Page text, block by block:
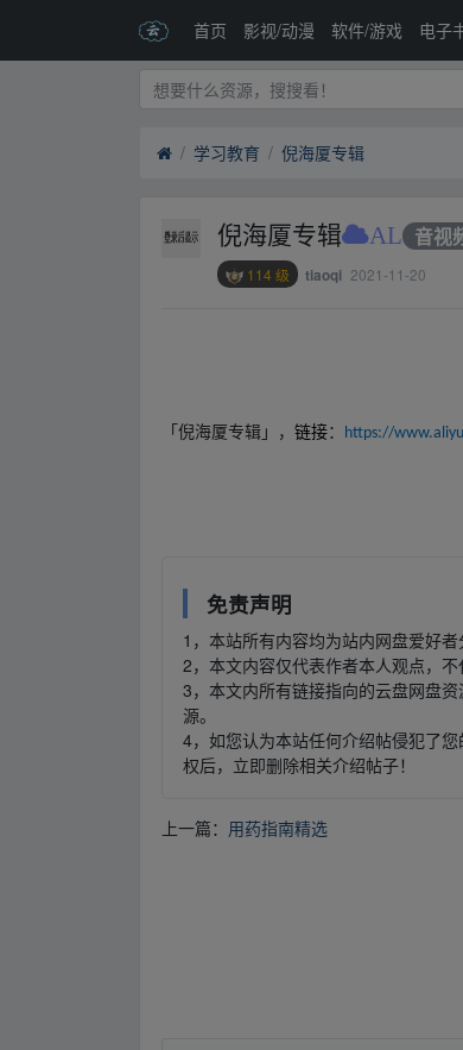
首页 影视/动漫 软件/游戏 电子
学习教育 倪海厦专辑
倪海厦专辑 AL 音视
114 级 tiaoqi 2021-11-20
「倪海厦专辑」， 链接： https://
免责声明
1，本站所有内容均为站内网盘爱好者
2，本文内容仅代表作者本人观点，
3，本文内所有链接指向的云盘网盘
源。
4，如您认为本站任何介绍帖侵犯了您
权后，立即删除相关介绍帖子！
上一篇： 用药指南精选